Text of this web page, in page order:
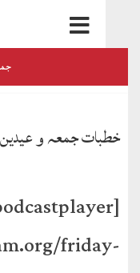
23
و
الفضل
انٹرنیشنل
جمعہ و عیدین